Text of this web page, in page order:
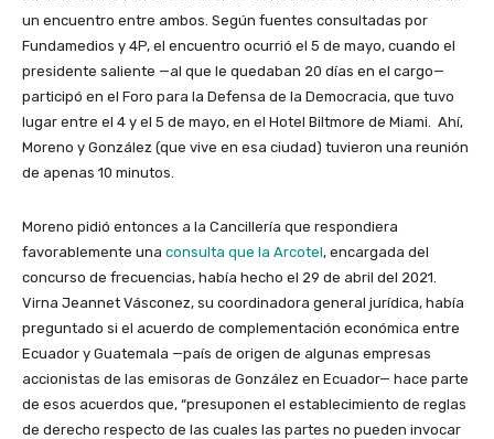
un encuentro entre ambos. Según fuentes consultadas por
Fundamedios y 4P, el encuentro ocurrió el 5 de mayo, cuando el
presidente saliente —al que le quedaban 20 días en el cargo—
participó en el Foro para la Defensa de la Democracia, que tuvo
lugar entre el 4 y el 5 de mayo, en el Hotel Biltmore de Miami. Ahí,
Moreno y González (que vive en esa ciudad) tuvieron una reunión
de apenas 10 minutos.
Moreno pidió entonces a la Cancillería que respondiera
favorablemente una consulta que la Arcotel, encargada del
concurso de frecuencias, había hecho el 29 de abril del 2021.
Virna Jeannet Vásconez, su coordinadora general jurídica, había
preguntado si el acuerdo de complementación económica entre
Ecuador y Guatemala —país de origen de algunas empresas
accionistas de las emisoras de González en Ecuador— hace parte
de esos acuerdos que, “presuponen el establecimiento de reglas
de derecho respecto de las cuales las partes no pueden invocar